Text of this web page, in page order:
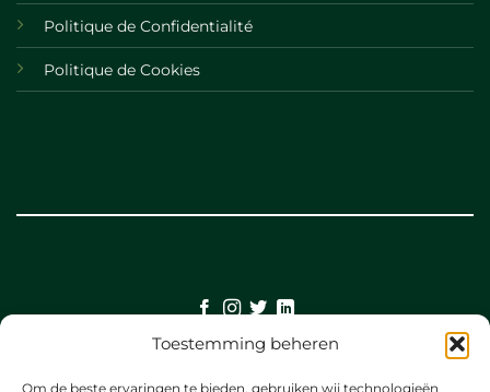
Toestemming beheren
Om de beste ervaringen te bieden, gebruiken wij technologieën
Politique de Confidentialité
Politique de Cookies